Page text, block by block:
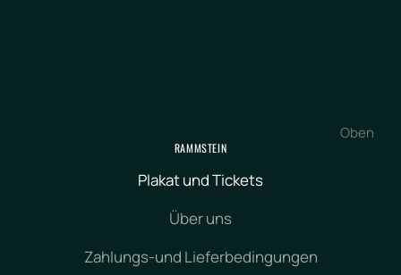
Oben
RAMMSTEIN
Plakat und Tickets
Über uns
Zahlungs-und Lieferbedingungen